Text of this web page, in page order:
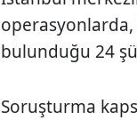
operasyonlarda,
bulunduğu 24
Soruşturma